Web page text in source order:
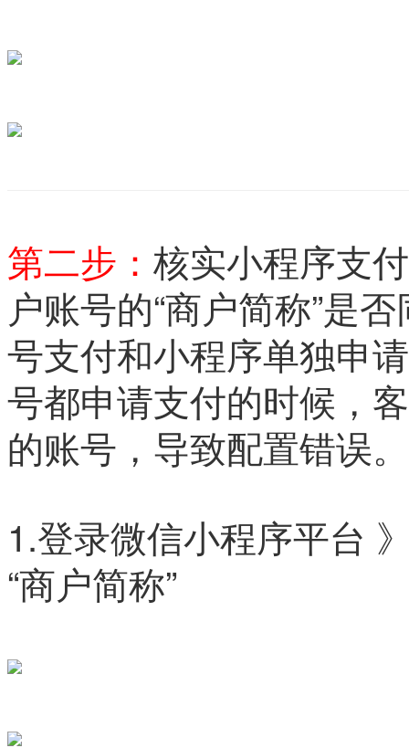
第二步： 核实小程序支
户账号的“商户简称”是
号支付和小程序单独申
号都申请支付的时候，
的账号，导致配置错误
1.登录微信小程序平台
“商户简称”